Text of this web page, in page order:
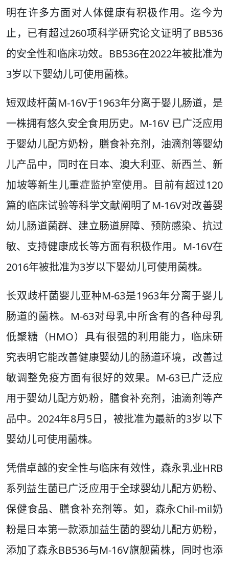
明在许多方面对人体健康有积极作用。迄今为
止，已有超过260项科学研究论文证明了BB536
的安全性和临床功效。BB536在2022年被批准为
3岁以下婴幼儿可使用菌株。
短双歧杆菌M-16V于1963年分离于婴儿肠道，是
一株拥有悠久安全食用历史。M-16V 已广泛应用
于婴幼儿配方奶粉，膳食补充剂，油滴剂等婴幼
儿产品中，同时在日本、澳大利亚、新西兰、新
加坡等新生儿重症监护室使用。目前有超过120
篇的临床试验等科学文献阐明了M-16V对改善婴
幼儿肠道菌群、建立肠道屏障、预防感染、抗过
敏、支持健康成长等方面有积极作用。M-16V在
2016年被批准为3岁以下婴幼儿可使用菌株。
长双歧杆菌婴儿亚种M-63是1963年分离于婴儿
肠道的菌株。M-63对母乳中所含有的各种母乳
低聚糖（HMO）具有很强的利用能力，临床研
究表明它能改善健康婴幼儿的肠道环境，改善过
敏调整免疫方面有很好的效果。M-63已广泛应
用于婴幼儿配方奶粉，膳食补充剂，油滴剂等产
品中。2024年8月5日，被批准为最新的3岁以下
婴幼儿可使用菌株。
凭借卓越的安全性与临床有效性，森永乳业HRB
系列益生菌已广泛应用于全球婴幼儿配方奶粉、
保健食品、膳食补充剂等。如，森永Chil-mil奶
粉是日本第一款添加益生菌的婴幼儿配方奶粉，
添加了森永BB536与M-16V旗舰菌株，同时也添